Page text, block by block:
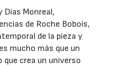
Dias Monreal,
de Roche Bobois,
de la pieza y
mucho más que un
crea un universo